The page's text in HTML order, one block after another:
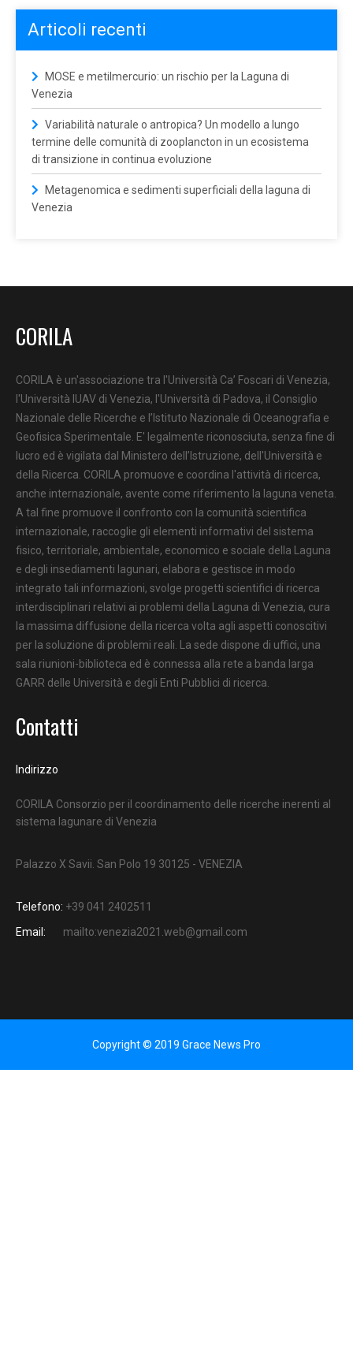
Articoli recenti
MOSE e metilmercurio: un rischio per la Laguna di
Venezia
Variabilità naturale o antropica? Un modello a lungo
termine delle comunità di zooplancton in un ecosistema
di transizione in continua evoluzione
Metagenomica e sedimenti superficiali della laguna di
Venezia
CORILA
CORILA è un'associazione tra l'Università Ca’ Foscari di Venezia,
l'Università IUAV di Venezia, l'Università di Padova, il Consiglio
Nazionale delle Ricerche e l’Istituto Nazionale di Oceanografia e
Geofisica Sperimentale. E' legalmente riconosciuta, senza fine di
lucro ed è vigilata dal Ministero dell’Istruzione, dell'Università e
della Ricerca. CORILA promuove e coordina l'attività di ricerca,
anche internazionale, avente come riferimento la laguna veneta.
A tal fine promuove il confronto con la comunità scientifica
internazionale, raccoglie gli elementi informativi del sistema
fisico, territoriale, ambientale, economico e sociale della Laguna
e degli insediamenti lagunari, elabora e gestisce in modo
integrato tali informazioni, svolge progetti scientifici di ricerca
interdisciplinari relativi ai problemi della Laguna di Venezia, cura
la massima diffusione della ricerca volta agli aspetti conoscitivi
per la soluzione di problemi reali. La sede dispone di uffici, una
sala riunioni-biblioteca ed è connessa alla rete a banda larga
GARR delle Università e degli Enti Pubblici di ricerca.
Contatti
Indirizzo
CORILA Consorzio per il coordinamento delle ricerche inerenti al
sistema lagunare di Venezia
Palazzo X Savii. San Polo 19 30125 - VENEZIA
Telefono: +39 041 2402511
Email:
mailto:venezia2021.web@gmail.com
Copyright © 2019 Grace News Pro